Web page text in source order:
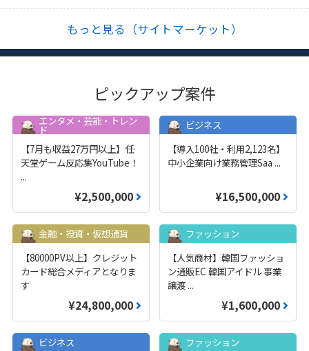
もっと見る（サイトマーケット）
ピックアップ案件
エンタメ・芸能・トレン
ド
【7月も収益27万円以上】任
天堂ゲーム反応集YouTube！
...
¥2,500,000
ビジネス
【導入100社・利用2,123名】
中小企業向け業務管理Saa ...
¥16,500,000
金融・投資・仮想通貨
【80000PV以上】クレジット
カード総合メディアとなりま
す
¥24,800,000
ファッション
【人気商材】韓国ファッショ
ン通販EC 韓国アイドル 事業
譲渡 ...
¥1,600,000
ビジネス
ファッション